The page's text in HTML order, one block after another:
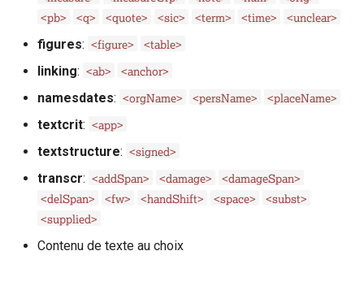
Exemple 1
Exemple 2
Exemple 4
Exemple 6
Exemple 1
Exemple 2
Exemple 4
Exemple 6
<pb>
<q> <quote> <sic> <term> <time>
<unclear>
figures: <figure>
<table>
linking: <ab>
<anchor>
namesdates: <orgName> <persName>
<placeName>
textcrit: <app>
textstructure: <signed>
transcr: <addSpan> <damage>
<damageSpan>
<delSpan>
<fw> <handShift> <space>
<subst>
<supplied>
Contenu de texte au choix